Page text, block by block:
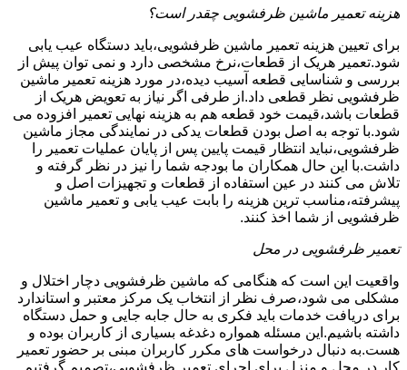
هزینه تعمیر ماشین ظرفشویی چقدر است؟
برای تعیین هزینه تعمیر ماشین ظرفشویی،باید دستگاه عیب یابی
شود.تعمیر هریک از قطعات،نرخ مشخصی دارد و نمی توان پیش از
بررسی و شناسایی قطعه آسیب دیده،در مورد هزینه تعمیر ماشین
ظرفشویی نظر قطعی داد.از طرفی اگر نیاز به تعویض هریک از
قطعات باشد،قیمت خود قطعه هم به هزینه نهایی تعمیر افزوده می
شود.با توجه به اصل بودن قطعات یدکی در نمایندگی مجاز ماشین
ظرفشویی،نباید انتظار قیمت پایین پس از پایان عملیات تعمیر را
داشت.با این حال همکاران ما بودجه شما را نیز در نظر گرفته و
تلاش می کنند در عین استفاده از قطعات و تجهیزات اصل و
پیشرفته،مناسب ترین هزینه را بابت عیب یابی و تعمیر ماشین
ظرفشویی از شما اخذ کنند.
تعمیر ظرفشویی در محل
واقعیت این است که هنگامی که ماشین ظرفشویی دچار اختلال و
مشکلی می شود،صرف نظر از انتخاب یک مرکز معتبر و استاندارد
برای دریافت خدمات باید فکری به حال جابه جایی و حمل دستگاه
داشته باشیم.این مسئله همواره دغدغه بسیاری از کاربران بوده و
هست.به دنبال درخواست های مکرر کاربران مبنی بر حضور تعمیر
کار در محل و منزل برای اجرای تعمیر ظرفشویی،تصمیم گرفتیم